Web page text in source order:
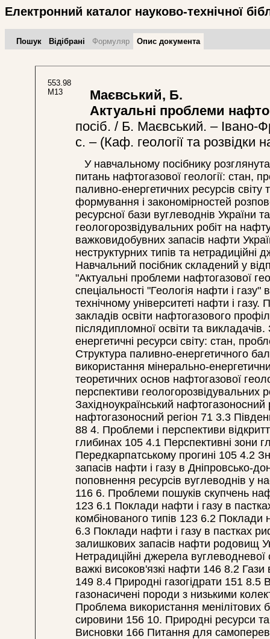
Електронний каталог науково-технічної
Пошук Відібрані Формуляр Опис документа
553.98
М13
Маєвський, Б.
Актуальні проблеми
посіб. / Б. Маєвський. – Івано-
с. – (Каф. геології та розвідки
У навчальному посібнику
питань нафтогазової геології: стан,
паливно-енергетичних ресурсів світу
формування і закономірностей
ресурсної бази вуглеводнів України
геологорозвідувальних робіт на
важковидобувних запасів нафти
неструктурних типів та
Навчальний посібник складений у
"Актуальні проблеми нафтогазової
спеціальності "Геологія нафти і
технічному університеті нафти і
закладів освіти нафтогазового
післядипломної освіти та
енергетичні ресурси світу: стан,
Структура паливно-енергетичного
використання мінерально-
теоретичних основ нафтогазової
перспективи геологорозвідувальних
Західноукраїнський нафтогазоносний
нафтогазоносний регіон 71 3.3
88 4. Проблеми і перспективи
глибинах 105 4.1 Перспективні зони
Передкарпатському прогині 105 4.2
запасів нафти і газу в Дніпровсько-
поповнення ресурсів вуглеводнів у
116 6. Проблеми пошуків скупчень
123 6.1 Поклади нафти і газу в
комбінованого типів 123 6.2
6.3 Поклади нафти і газу в пастках
залишкових запасів нафти родовищ
Нетрадиційні джерела
важкі високов'язкі нафти 146 8.2
149 8.4 Природні газогідрати 151 8.5
газонасичені породи з низькими
Проблема використання менілітових
сировини 156 10. Природні ресурси
Висновки 166 Питання для